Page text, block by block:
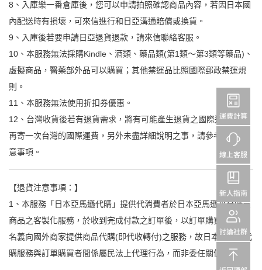
8、入庫樂一番倉庫後，您可以申請拍照確認商品內容，若因日本國
內配送時有損壞，可來信進行和日亞溝通賠償或換貨。
9、入庫後若要申請日亞退貨退款，請來信聯絡客服。
10、本服務無法採購Kindle、酒類、藥品類(第1類～第3類等藥品)、
虛擬商品，醫藥部外品可以購買；其他禁運品比照國際郵政禁運規
則。
11、本服務無法使用折扣券優惠。
12、台灣收貨後若有退貨需求，將有可能產生退貨之國際運費以及
再寄一次台灣的國際運費，另外未盡詳細說明之事，請參考退貨注
意事項。
【退貨注意事項：】
1、本服務「日本亞馬遜代購」提供代消費者於日本亞馬遜平台購買
商品之客製化服務，於收到完成付款之訂單後，以訂單購買者個人
名義向國外商家提供商品代購(即代收轉付)之服務，故日本亞馬遜代
購服務與訂單購買者間係屬民法上代理行為，而非委任關係。